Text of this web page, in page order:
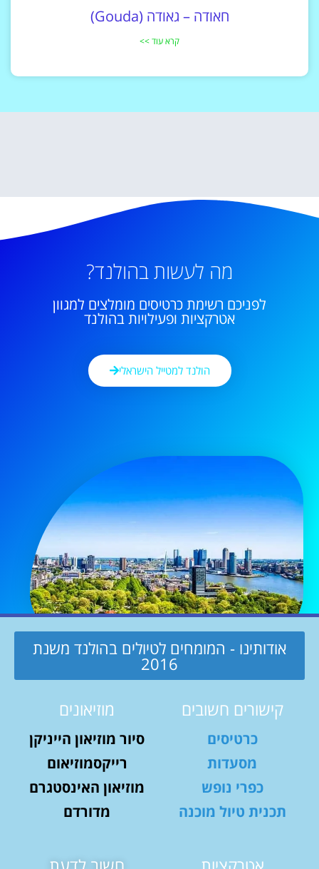
חאודה – גאודה (Gouda)
קרא עוד >>
מה לעשות בהולנד?
לפניכם רשימת כרטיסים מומלצים למגוון
אטרקציות ופעילויות בהולנד
הולנד למטייל הישראלי
אודותינו - המומחים לטיולים בהולנד משנת
2016
קישורים חשובים
כרטיסים
מסעדות
כפרי נופש
תכנית טיול מוכנה
מוזיאונים
סיור מוזיאון הייניקן
רייקסמוזיאום
מוזיאון האינסטגרם
מדורדם